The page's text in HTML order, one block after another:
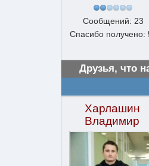
Сообщений: 23
Спасибо получено:
Друзья, что
Харлашин
Владимир